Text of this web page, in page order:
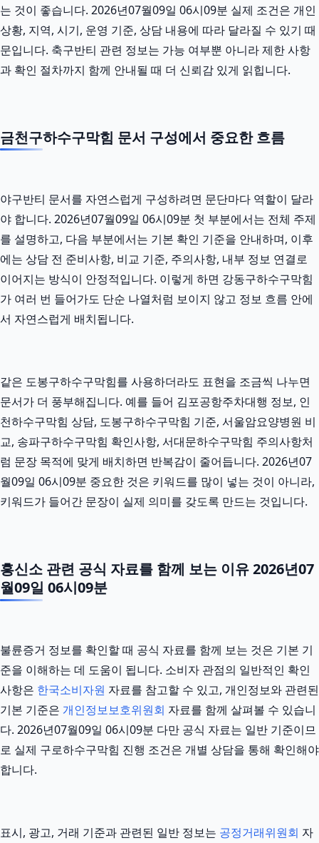
는 것이 좋습니다. 2026년07월09일 06시09분 실제 조건은 개인
상황, 지역, 시기, 운영 기준, 상담 내용에 따라 달라질 수 있기 때
문입니다. 축구반티 관련 정보는 가능 여부뿐 아니라 제한 사항
과 확인 절차까지 함께 안내될 때 더 신뢰감 있게 읽힙니다.
금천구하수구막힘 문서 구성에서 중요한 흐름
야구반티 문서를 자연스럽게 구성하려면 문단마다 역할이 달라
야 합니다. 2026년07월09일 06시09분 첫 부분에서는 전체 주제
를 설명하고, 다음 부분에서는 기본 확인 기준을 안내하며, 이후
에는 상담 전 준비사항, 비교 기준, 주의사항, 내부 정보 연결로
이어지는 방식이 안정적입니다. 이렇게 하면 강동구하수구막힘
가 여러 번 들어가도 단순 나열처럼 보이지 않고 정보 흐름 안에
서 자연스럽게 배치됩니다.
같은 도봉구하수구막힘를 사용하더라도 표현을 조금씩 나누면
문서가 더 풍부해집니다. 예를 들어 김포공항주차대행 정보, 인
천하수구막힘 상담, 도봉구하수구막힘 기준, 서울암요양병원 비
교, 송파구하수구막힘 확인사항, 서대문하수구막힘 주의사항처
럼 문장 목적에 맞게 배치하면 반복감이 줄어듭니다. 2026년07
월09일 06시09분 중요한 것은 키워드를 많이 넣는 것이 아니라,
키워드가 들어간 문장이 실제 의미를 갖도록 만드는 것입니다.
흥신소 관련 공식 자료를 함께 보는 이유 2026년07
월09일 06시09분
불륜증거 정보를 확인할 때 공식 자료를 함께 보는 것은 기본 기
준을 이해하는 데 도움이 됩니다. 소비자 관점의 일반적인 확인
사항은 한국소비자원 자료를 참고할 수 있고, 개인정보와 관련된
기본 기준은 개인정보보호위원회 자료를 함께 살펴볼 수 있습니
다. 2026년07월09일 06시09분 다만 공식 자료는 일반 기준이므
로 실제 구로하수구막힘 진행 조건은 개별 상담을 통해 확인해야
합니다.
표시, 광고, 거래 기준과 관련된 일반 정보는 공정거래위원회 자